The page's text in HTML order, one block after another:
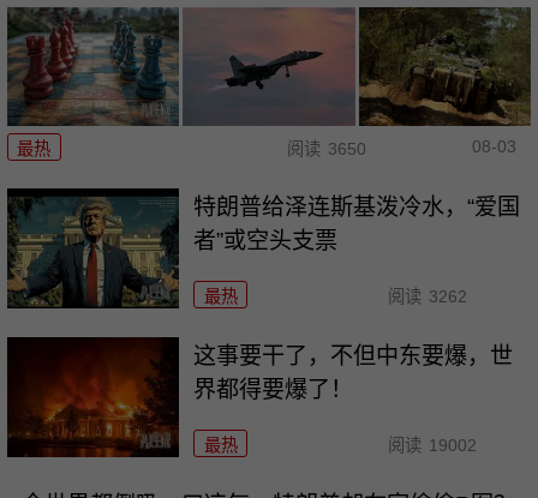
最热 阅读 3650 08-03
特朗普给泽连斯基泼冷水，“爱国
者”或空头支票
最热 阅读 3262
这事要干了，不但中东要爆，世
界都得要爆了！
最热 阅读 19002